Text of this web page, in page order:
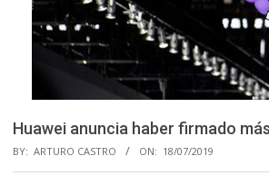
Huawei anuncia haber firmado
BY: ARTURO CASTRO ON: 18/07/2019